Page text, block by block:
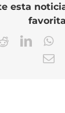
esta
Reddit